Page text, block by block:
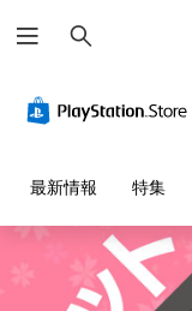
索
最新情報 特集